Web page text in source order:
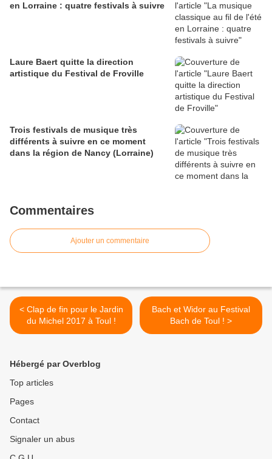
en Lorraine : quatre festivals à suivre
Laure Baert quitte la direction
artistique du Festival de Froville
Trois festivals de musique très
différents à suivre en ce moment
dans la région de Nancy (Lorraine)
Commentaires
Ajouter un commentaire
< Clap de fin pour le Jardin
du Michel 2017 à Toul !
Bach et Widor au Festival
Bach de Toul ! >
Hébergé par Overblog
Top articles
Pages
Contact
Signaler un abus